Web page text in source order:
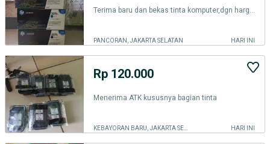
PANCORAN, JAKARTA SELATAN HARI INI
Rp 120.000
Menerima ATK kususnya bagian tinta
HARI INI